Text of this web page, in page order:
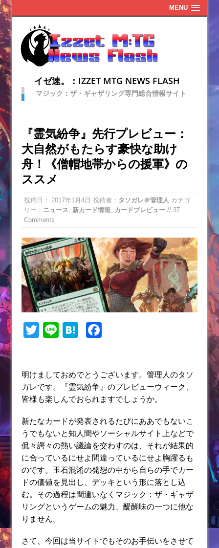
MENU
イゼ速。：IZZET MTG NEWS FLASH
マジック：ザ・ギャザリング専門総合情報サイト
『霊気紛争』先行プレビュー：
大自然がもたらす豪快な助け
舟！《僧帽地帯からの援軍》の
ススメ
投稿日： 2017年1月4日 投稿者： タソガレ＠管理人 カテゴ
リー： ニュース 新カード情報 カードプレビュー // 37
Comments
T
er
Li
H
n
a
e
b
o
o
k
明けましておめでとうございます。管理人のタソ
ガレです。『霊気紛争』のプレビューウィーク、
皆様も楽しんでおられますでしょうか。
新たなカードが発表されるたびにああでもないこ
うでもないと知人間やソーシャルサイト上などで
侃々諤々の熱い議論を交わすのは、それが結果的
に合っているにせよ間違っているにせよ胸躍るも
のです。玉石混淆の発想の中から自らの手でカー
ドの価値を見出し、デッキという形に落とし込
む。その過程は間違いなくマジック：ザ・ギャザ
リングというゲームの魅力、醍醐味の一つに他な
りません。
さて、今回は当サイトでもそのお手伝いをさせて